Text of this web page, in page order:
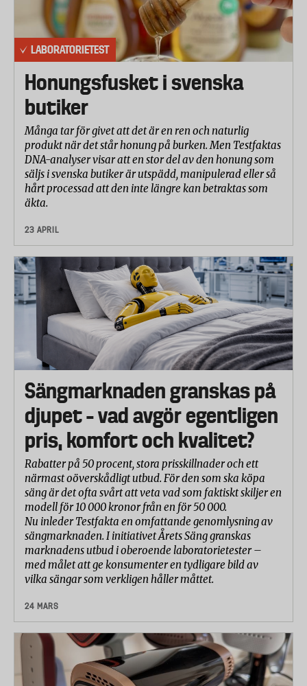
LABORATORIETEST
Honungsfusket i svenska
butiker
Många tar för givet att det är en ren och naturlig
produkt när det står honung på burken. Men Testfaktas
DNA-analyser visar att en stor del av den honung som
säljs i svenska butiker är utspädd, manipulerad eller så
hårt processad att den inte längre kan betraktas som
äkta.
23 APRIL
Sängmarknaden granskas på
djupet – vad avgör egentligen
pris, komfort och kvalitet?
Rabatter på 50 procent, stora prisskillnader och ett
närmast oöverskådligt utbud. För den som ska köpa
säng är det ofta svårt att veta vad som faktiskt skiljer en
modell för 10 000 kronor från en för 50 000.
Nu inleder Testfakta en omfattande genomlysning av
sängmarknaden. I initiativet Årets Säng granskas
marknadens utbud i oberoende laboratorietester –
med målet att ge konsumenter en tydligare bild av
vilka sängar som verkligen håller måttet.
24 MARS